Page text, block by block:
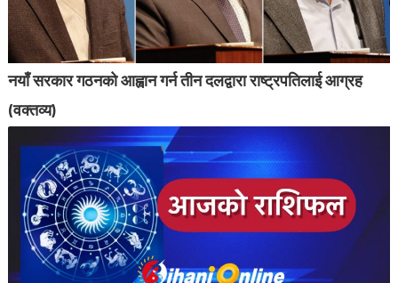
नयाँ सरकार गठनको आह्वान गर्न तीन दलद्वारा राष्ट्रपतिलाई आग्रह
(वक्तव्य)